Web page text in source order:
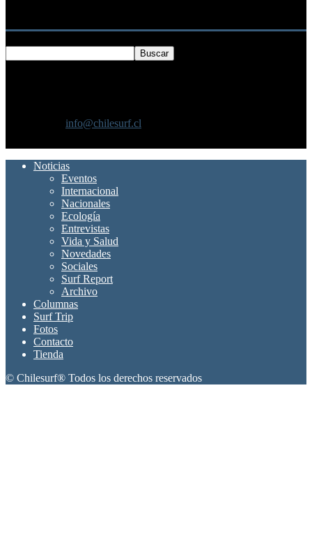
info@chilesurf.cl
Noticias
Eventos
Internacional
Nacionales
Ecología
Entrevistas
Vida y Salud
Novedades
Sociales
Surf Report
Archivo
Columnas
Surf Trip
Fotos
Contacto
Tienda
© Chilesurf® Todos los derechos reservados